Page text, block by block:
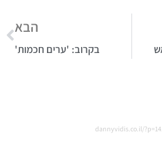
הבא
בקרוב: 'ערים חכמות'
dannyvidis.co.il/